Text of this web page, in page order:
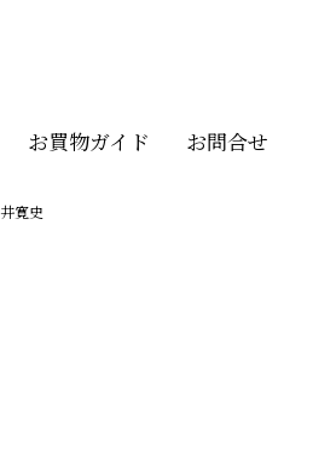
お買物ガイド お問合せ
寛史